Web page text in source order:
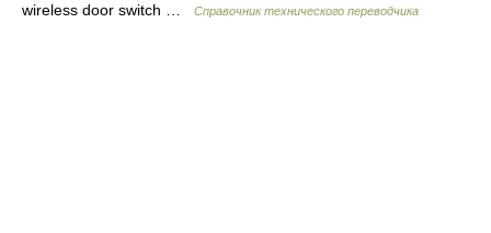
wireless door switch …
Справочник технического переводчика